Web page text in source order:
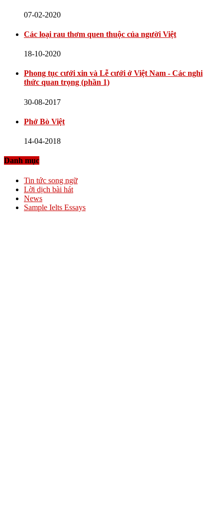
07-02-2020
Các loại rau thơm quen thuộc của người Việt
18-10-2020
Phong tục cưới xin và Lễ cưới ở Việt Nam - Các nghi
thức quan trọng (phần 1)
30-08-2017
Phở Bò Việt
14-04-2018
Danh mục
Tin tức song ngữ
Lời dịch bài hát
News
Sample Ielts Essays